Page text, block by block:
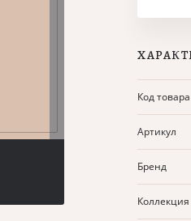
Код товара
Артикул
Бренд
Коллекция